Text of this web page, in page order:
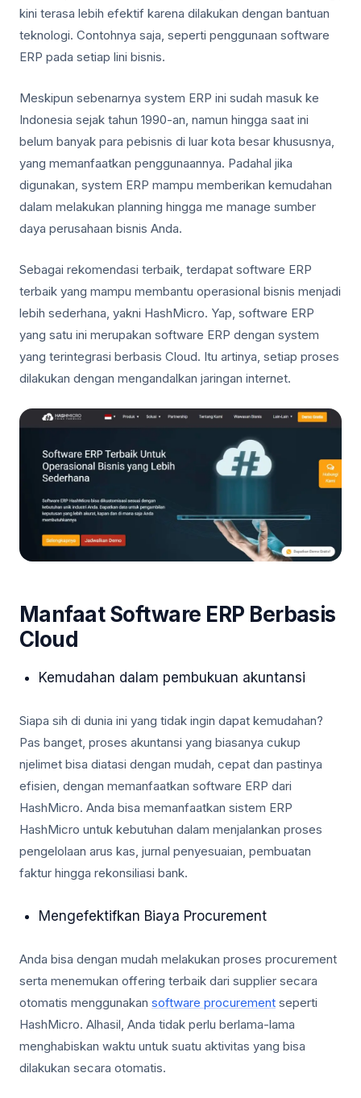
kini terasa lebih efektif karena dilakukan dengan bantuan
teknologi. Contohnya saja, seperti penggunaan software
ERP pada setiap lini bisnis.
Meskipun sebenarnya system ERP ini sudah masuk ke
Indonesia sejak tahun 1990-an, namun hingga saat ini
belum banyak para pebisnis di luar kota besar khususnya,
yang memanfaatkan penggunaannya. Padahal jika
digunakan, system ERP mampu memberikan kemudahan
dalam melakukan planning hingga me manage sumber
daya perusahaan bisnis Anda.
Sebagai rekomendasi terbaik, terdapat software ERP
terbaik yang mampu membantu operasional bisnis menjadi
lebih sederhana, yakni HashMicro. Yap, software ERP
yang satu ini merupakan software ERP dengan system
yang terintegrasi berbasis Cloud. Itu artinya, setiap proses
dilakukan dengan mengandalkan jaringan internet.
Manfaat Software ERP Berbasis
Cloud
Kemudahan dalam pembukuan akuntansi
Siapa sih di dunia ini yang tidak ingin dapat kemudahan?
Pas banget, proses akuntansi yang biasanya cukup
njelimet bisa diatasi dengan mudah, cepat dan pastinya
efisien, dengan memanfaatkan software ERP dari
HashMicro. Anda bisa memanfaatkan sistem ERP
HashMicro untuk kebutuhan dalam menjalankan proses
pengelolaan arus kas, jurnal penyesuaian, pembuatan
faktur hingga rekonsiliasi bank.
Mengefektifkan Biaya Procurement
Anda bisa dengan mudah melakukan proses procurement
serta menemukan offering terbaik dari supplier secara
otomatis menggunakan software procurement seperti
HashMicro. Alhasil, Anda tidak perlu berlama-lama
menghabiskan waktu untuk suatu aktivitas yang bisa
dilakukan secara otomatis.